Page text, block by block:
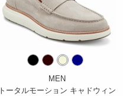
MEN
トータルモーション キャドウィン